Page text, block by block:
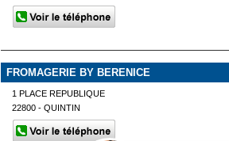
FROMAGERIE BY BERENICE
1 PLACE REPUBLIQUE
22800 - QUINTIN